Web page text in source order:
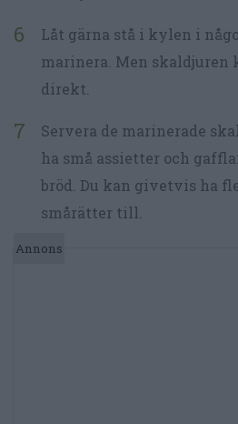
Låt gärna stå i kylen i
marinera. Men skaldjuren
direkt.
Servera de marinerade
ha små assietter och
bröd. Du kan givetvis ha
smårätter till.